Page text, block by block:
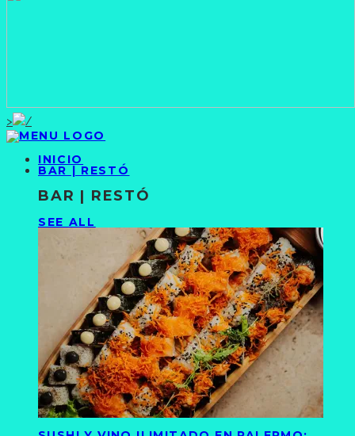
>
INICIO
BAR | RESTÓ
BAR | RESTÓ
SEE ALL